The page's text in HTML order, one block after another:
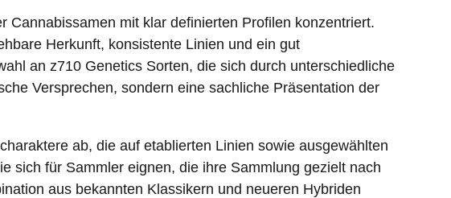
mit klar definierten Profilen konzentriert.
Herkunft, konsistente Linien und ein gut
an z710 Genetics Sorten, die sich durch unterschiedliche
Versprechen, sondern eine sachliche Präsentation der
ab, die auf etablierten Linien sowie ausgewählten
sich für Sammler eignen, die ihre Sammlung gezielt nach
aus bekannten Klassikern und neueren Hybriden